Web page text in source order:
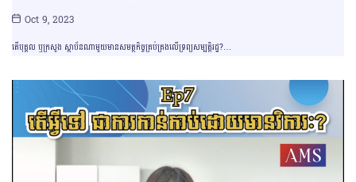
Oct 9, 2023
តើបុគ្គល ឬក្រសួង ស្ថាប័នណាមួយមានសមត្ថកិច្ចគ្រប់គ្រងលើទ្រព្យសម្បត្តិរដ្ឋ?…